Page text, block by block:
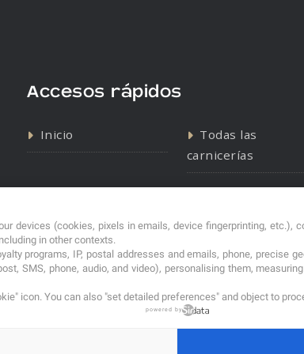
Accesos rápidos
Inicio
Todas las
carnicerías
Contacto Política de
Política de
privacidad
devices (cookies, pixels in emails, device fingerprinting, etc.),
in other contexts.
programs, IP, postal addresses and emails, phone, precise
SMS, phone, audio, and video), personalising them,
icon. You can also "set detailed preferences" and object to
powered by